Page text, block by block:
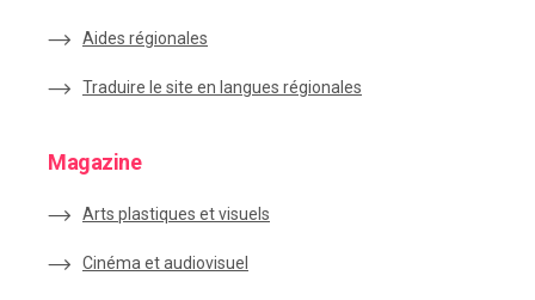
Aides régionales
Traduire le site en langues régionales
Magazine
Arts plastiques et visuels
Cinéma et audiovisuel